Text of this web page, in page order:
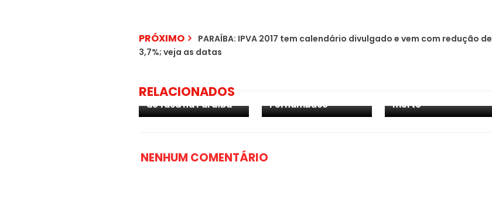
PRÓXIMO
PARAÍBA: IPVA 2017 tem calendário divulgado e vem com redução de
3,7%; veja as datas
RELACIONADOS
com marca de golpe
de faca na Paraíba
Pernambuco
morto
NENHUM COMENTÁRIO